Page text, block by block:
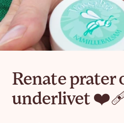
Renate prater
underlivet